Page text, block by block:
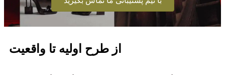
از طرح اولیه تا واقعیت